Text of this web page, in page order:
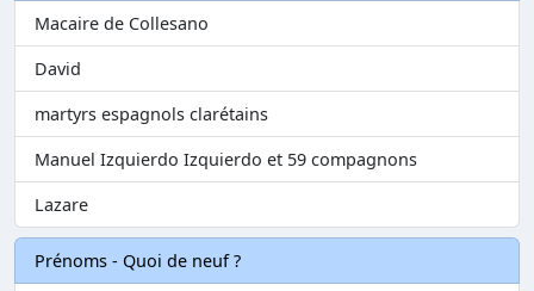
Macaire de Collesano
David
martyrs espagnols clarétains
Manuel Izquierdo Izquierdo et 59 compagnons
Lazare
Prénoms - Quoi de neuf ?